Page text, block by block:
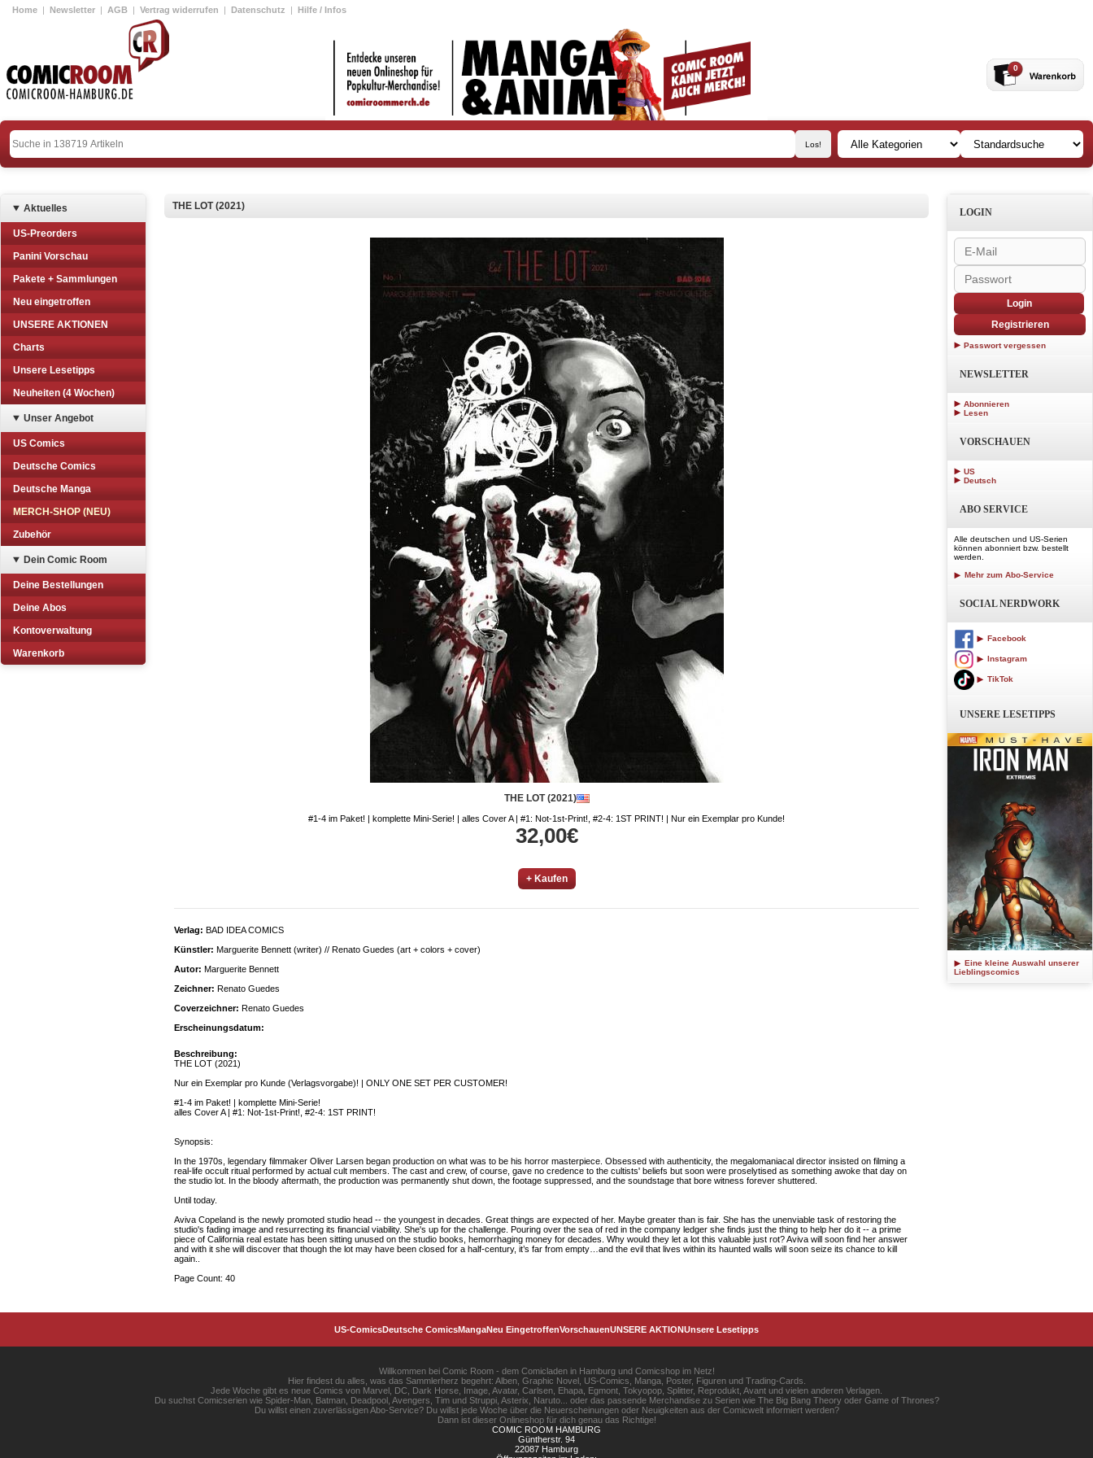
Home | Newsletter | AGB | Vertrag widerrufen | Datenschutz | Hilfe / Infos
0
Aktuelles
US-Preorders
Panini Vorschau
Pakete + Sammlungen
Neu eingetroffen
UNSERE AKTIONEN
Charts
Unsere Lesetipps
Neuheiten (4 Wochen)
Unser Angebot
US Comics
Deutsche Comics
Deutsche Manga
MERCH-SHOP (NEU)
Zubehör
Dein Comic Room
Deine Bestellungen
Deine Abos
Kontoverwaltung
Warenkorb
THE LOT (2021)
THE LOT (2021)
#1-4 im Paket! | komplette Mini-Serie! | alles Cover A | #1: Not-1st-Print!, #2-4: 1ST PRINT! | Nur ein Exemplar pro Kunde!
32,00€
+ Kaufen
Verlag: BAD IDEA COMICS
Künstler: Marguerite Bennett (writer) // Renato Guedes (art + colors + cover)
Autor: Marguerite Bennett
Zeichner: Renato Guedes
Coverzeichner: Renato Guedes
Erscheinungsdatum:
Beschreibung:
THE LOT (2021)
Nur ein Exemplar pro Kunde (Verlagsvorgabe)! | ONLY ONE SET PER CUSTOMER!
#1-4 im Paket! | komplette Mini-Serie!
alles Cover A | #1: Not-1st-Print!, #2-4: 1ST PRINT!
Synopsis:
In the 1970s, legendary filmmaker Oliver Larsen began production on what was to be his horror masterpiece. Obsessed with authenticity, the megalomaniacal director insisted on filming a
real-life occult ritual performed by actual cult members. The cast and crew, of course, gave no credence to the cultists' beliefs but soon were proselytised as something awoke that day on
the studio lot. In the bloody aftermath, the production was permanently shut down, the footage suppressed, and the soundstage that bore witness forever shuttered.
Until today.
Aviva Copeland is the newly promoted studio head -- the youngest in decades. Great things are expected of her. Maybe greater than is fair. She has the unenviable task of restoring the
studio's fading image and resurrecting its financial viability. She's up for the challenge. Pouring over the sea of red in the company ledger she finds just the thing to help her do it -- a prime
piece of California real estate has been sitting unused on the studio books, hemorrhaging money for decades. Why would they let a lot this valuable just rot? Aviva will soon find her answer
and with it she will discover that though the lot may have been closed for a half-century, it’s far from empty…and the evil that lives within its haunted walls will soon seize its chance to kill
again..
Page Count: 40
LOGIN
Login
Registrieren
Passwort vergessen
NEWSLETTER
Abonnieren
Lesen
VORSCHAUEN
US
Deutsch
ABO SERVICE
Alle deutschen und US-Serien
können abonniert bzw. bestellt
werden.
Mehr zum Abo-Service
SOCIAL NERDWORK
Facebook
Instagram
TikTok
UNSERE LESETIPPS
Eine kleine Auswahl unserer
Lieblingscomics
US-ComicsDeutsche ComicsMangaNeu EingetroffenVorschauenUNSERE AKTIONUnsere Lesetipps
Willkommen bei Comic Room - dem Comicladen in Hamburg und Comicshop im Netz!
Hier findest du alles, was das Sammlerherz begehrt: Alben, Graphic Novel, US-Comics, Manga, Poster, Figuren und Trading-Cards.
Jede Woche gibt es neue Comics von Marvel, DC, Dark Horse, Image, Avatar, Carlsen, Ehapa, Egmont, Tokyopop, Splitter, Reprodukt, Avant und vielen anderen Verlagen.
Du suchst Comicserien wie Spider-Man, Batman, Deadpool, Avengers, Tim und Struppi, Asterix, Naruto... oder das passende Merchandise zu Serien wie The Big Bang Theory oder Game of Thrones?
Du willst einen zuverlässigen Abo-Service? Du willst jede Woche über die Neuerscheinungen oder Neuigkeiten aus der Comicwelt informiert werden?
Dann ist dieser Onlineshop für dich genau das Richtige!
COMIC ROOM HAMBURG
Güntherstr. 94
22087 Hamburg